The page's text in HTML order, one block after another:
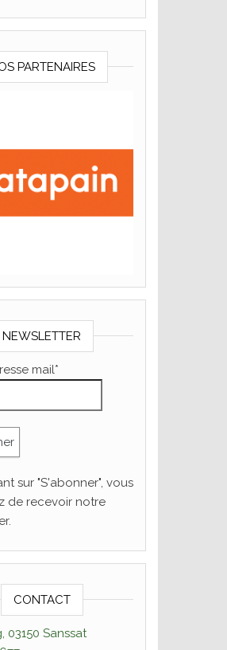
PARTENAIRES
NEWSLETTER
mail*
sur "S'abonner", vous
de recevoir notre
CONTACT
03150 Sanssat